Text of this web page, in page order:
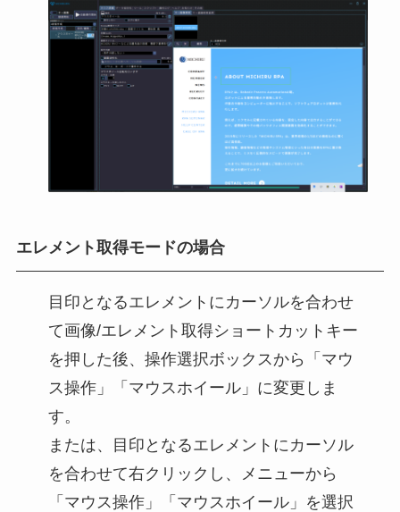
エレメント取得モードの場合
目印となるエレメントにカーソルを合わせ
て画像/エレメント取得ショートカットキー
を押した後、操作選択ボックスから「マウ
ス操作」「マウスホイール」に変更しま
す。
または、目印となるエレメントにカーソル
を合わせて右クリックし、メニューから
「マウス操作」「マウスホイール」を選択